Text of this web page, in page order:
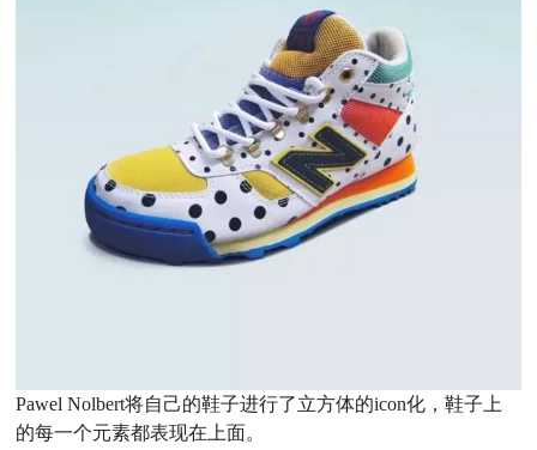
Pawel Nolbert将自己的鞋子进行了立方体的icon化，鞋子上
的每一个元素都表现在上面。